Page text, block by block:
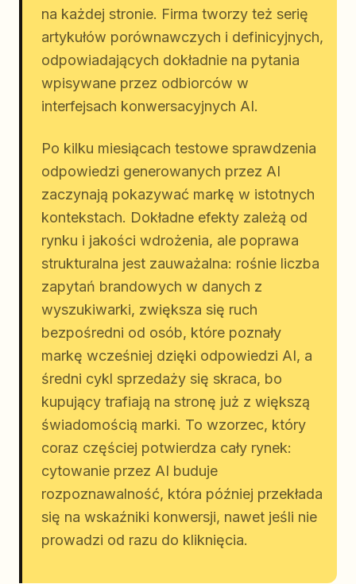
na każdej stronie. Firma tworzy też serię
artykułów porównawczych i definicyjnych,
odpowiadających dokładnie na pytania
wpisywane przez odbiorców w
interfejsach konwersacyjnych AI.
Po kilku miesiącach testowe sprawdzenia
odpowiedzi generowanych przez AI
zaczynają pokazywać markę w istotnych
kontekstach. Dokładne efekty zależą od
rynku i jakości wdrożenia, ale poprawa
strukturalna jest zauważalna: rośnie liczba
zapytań brandowych w danych z
wyszukiwarki, zwiększa się ruch
bezpośredni od osób, które poznały
markę wcześniej dzięki odpowiedzi AI, a
średni cykl sprzedaży się skraca, bo
kupujący trafiają na stronę już z większą
świadomością marki. To wzorzec, który
coraz częściej potwierdza cały rynek:
cytowanie przez AI buduje
rozpoznawalność, która później przekłada
się na wskaźniki konwersji, nawet jeśli nie
prowadzi od razu do kliknięcia.